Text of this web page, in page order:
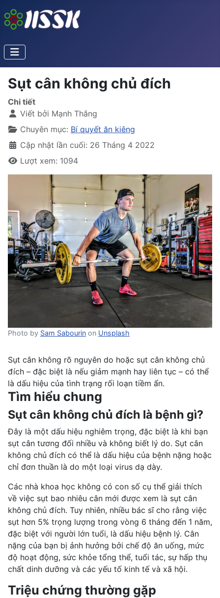
Sụt cân không chủ đích
Chi tiết
Viết bởi Mạnh Thắng
Chuyên mục: Bí quyết ăn kiêng
Cập nhật lần cuối: 26 Tháng 4 2022
Lượt xem: 1094
Photo by Sam Sabourin on Unsplash
Sụt cân không rõ nguyên do hoặc sụt cân không chủ
đích – đặc biệt là nếu giảm mạnh hay liên tục – có thể
là dấu hiệu của tình trạng rối loạn tiềm ẩn.
Tìm hiểu chung
Sụt cân không chủ đích là bệnh gì?
Đây là một dấu hiệu nghiêm trọng, đặc biệt là khi bạn
sụt cân tương đối nhiều và không biết lý do. Sụt cân
không chủ đích có thể là dấu hiệu của bệnh nặng hoặc
chỉ đơn thuần là do một loại virus dạ dày.
Các nhà khoa học không có con số cụ thể giải thích
về việc sụt bao nhiêu cân mới được xem là sụt cân
không chủ đích. Tuy nhiên, nhiều bác sĩ cho rằng việc
sụt hơn 5% trọng lượng trong vòng 6 tháng đến 1 năm,
đặc biệt với người lớn tuổi, là dấu hiệu bệnh lý. Cân
nặng của bạn bị ảnh hưởng bởi chế độ ăn uống, mức
độ hoạt động, sức khỏe tổng thể, tuổi tác, sự hấp thụ
chất dinh dưỡng và các yếu tố kinh tế và xã hội.
Triệu chứng thường gặp